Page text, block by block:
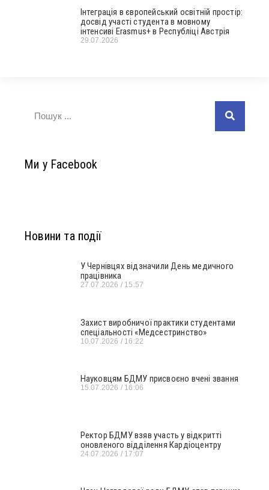
Інтеграція в європейський освітній простір:
досвід участі студента в мовному
інтенсиві Erasmus+ в Республіці Австрія
29.07.2026
Ми у Facebook
Новини та події
У Чернівцях відзначили День медичного
працівника
27.07.2026 15:57
Захист виробничої практики студентами
спеціальності «Медсестринство»
10.07.2026 16:22
Науковцям БДМУ присвоєно вчені звання
15.07.2026 16:06
Ректор БДМУ взяв участь у відкритті
оновленого відділення Кардіоцентру
24.07.2026 17:07